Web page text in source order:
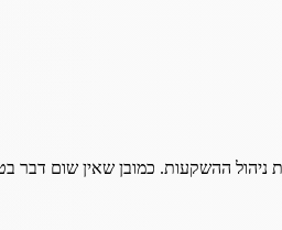
ההשקעות. כמובן שאין שום דבר